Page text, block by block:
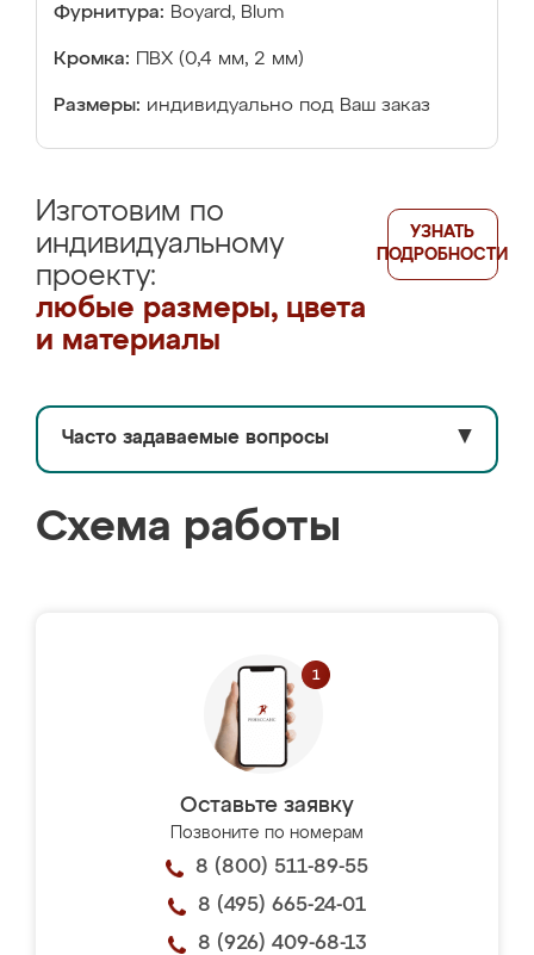
Фурнитура: Boyard, Blum
Кромка: ПВХ (0,4 мм, 2 мм)
Размеры: индивидуально под Ваш заказ
Изготовим по
индивидуальному
проекту:
любые размеры, цвета
и материалы
УЗНАТЬ
ПОДРОБНОСТИ
Часто задаваемые вопросы ▼
Схема работы
Оставьте заявку
Позвоните по номерам
8 (800) 511-89-55
8 (495) 665-24-01
8 (926) 409-68-13